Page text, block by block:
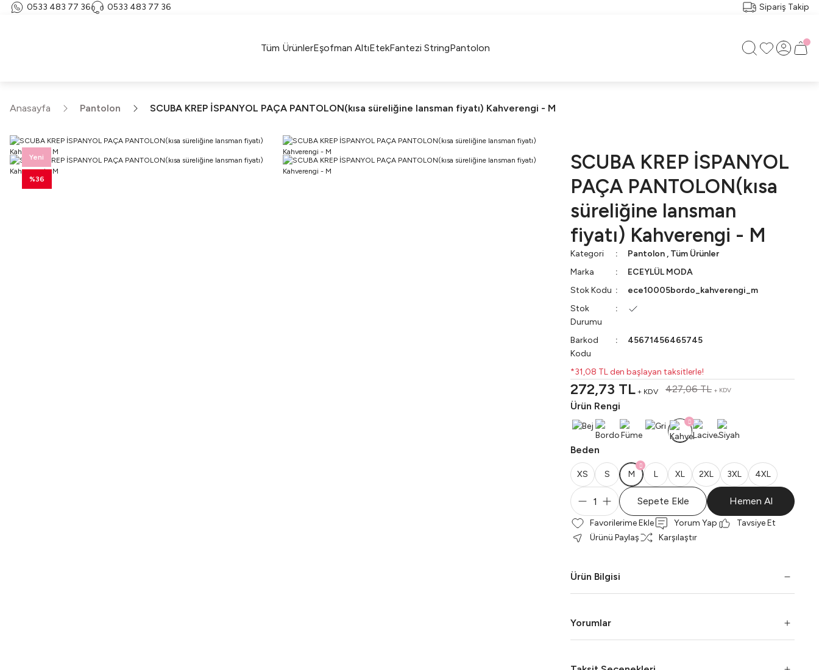
0533 483 77 36 0533 483 77 36 Sipariş Takip
Tüm ÜrünlerEşofman AltıEtekFantezi StringPantolon
Anasayfa Pantolon SCUBA KREP İSPANYOL PAÇA PANTOLON(kısa süreliğine lansman fiyatı) Kahverengi - M
Yeni
%36
SCUBA KREP İSPANYOL
PAÇA PANTOLON(kısa
süreliğine lansman
fiyatı) Kahverengi - M
Kategori Pantolon , Tüm Ürünler
Marka
ECEYLÜL MODA
Stok Kodu
ece10005bordo_kahverengi_m
Stok
Durumu
Barkod
Kodu
45671456465745
*31,08 TL den başlayan taksitlerle!
272,73 TL + KDV 427,06 TL + KDV
Ürün Rengi
Beden
XS S M L XL 2XL 3XL 4XL
Sepete Ekle Hemen Al
Yorum Yap
Tavsiye Et
Ürünü Paylaş
Karşılaştır
Ürün Bilgisi
Yorumlar